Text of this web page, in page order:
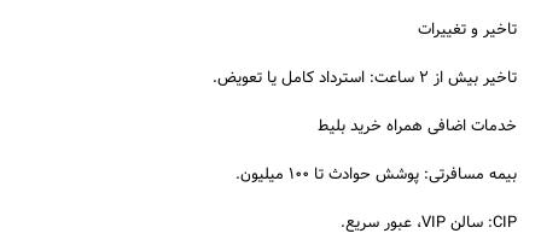
تاخیر و تغییرات
تاخیر بیش از ۲ ساعت: استرداد کامل یا تعویض.
خدمات اضافی همراه خرید بلیط
بیمه مسافرتی: پوشش حوادث تا ۱۰۰ میلیون.
CIP: سالن VIP، عبور سریع.